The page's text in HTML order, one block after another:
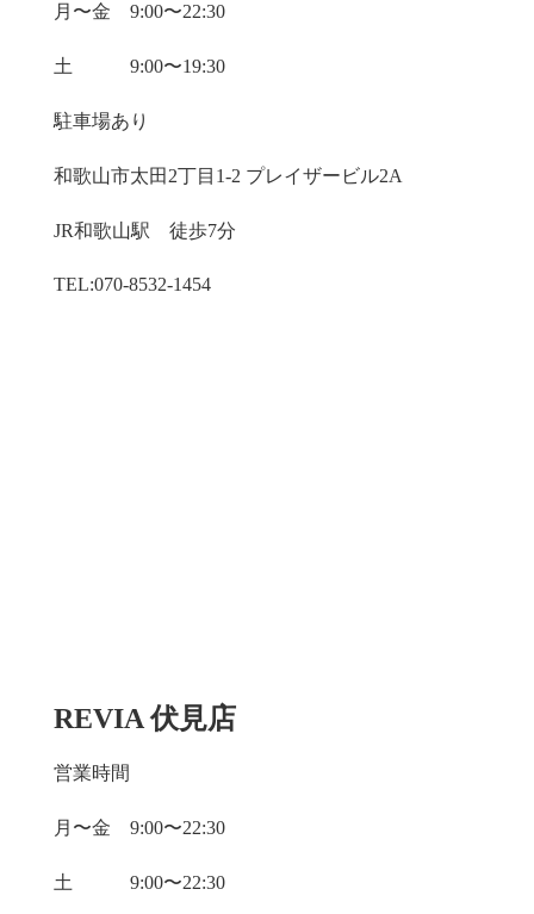
月〜金 9:00〜22:30
土 9:00〜19:30
駐車場あり
和歌山市太田2丁目1-2 プレイザービル2A
JR和歌山駅 徒歩7分
TEL:070-8532-1454
REVIA 伏見店
営業時間
月〜金 9:00〜22:30
土 9:00〜22:30